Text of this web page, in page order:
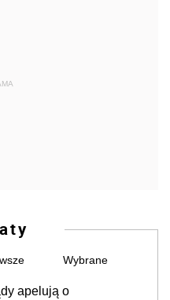
Wybrane
apelują o